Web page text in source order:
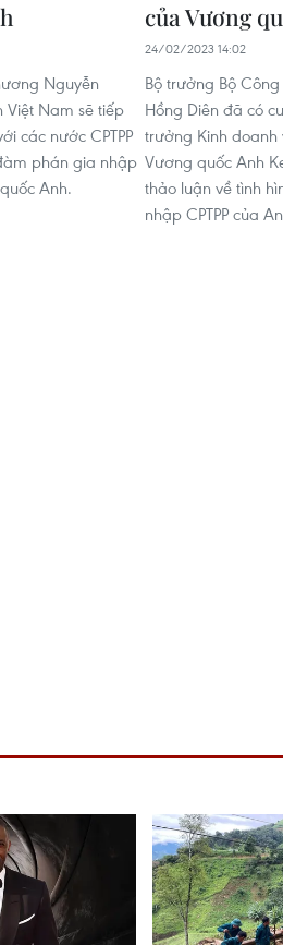
Nguyễn
Việt Nam sẽ tiếp
các nước CPTPP
phán gia nhập
Anh.
của Vương
24/02/2023 14:02
Bộ trưởng Bộ
Hồng Diên đã có
trưởng Kinh
Vương quốc Anh
thảo luận về tình
nhập CPTPP của